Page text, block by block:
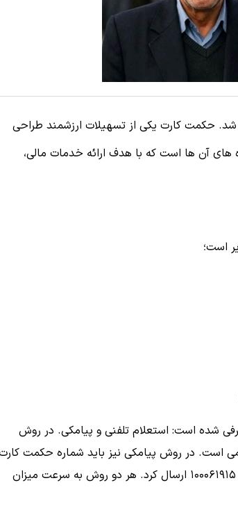
حکمت کارت یکی از تسهیلات ارزشمند طراحی
‌های آن‌ ها است که با هدف ارائه خدمات مالی،
شده است: استعلام تلفنی و پیامکی. در روش
اطلاعات کارت الزامی است. در روش پیامکی نیز باید شماره حکمت
را از سیم‌ کارتی که به نام دارنده کارت ثبت شده، به شماره ۱۰۰۰۶۱۹۱۵ ارسال کرد. هر دو روش به سرعت میزان